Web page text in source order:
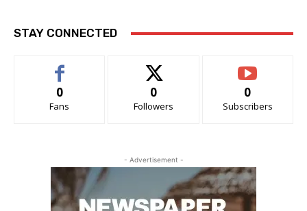
STAY CONNECTED
0
Fans
0
Followers
0
Subscribers
- Advertisement -